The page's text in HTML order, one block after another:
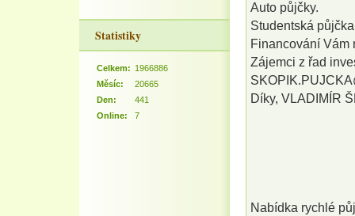
Statistiky
Online: 7
Celkem: 1966886
Měsíc:
20665
Den:
441
Auto půjčky.
Studentská
Financování Vám
Zájemci z řad
Díky, VLADIMÍR
Nabídka rychlé